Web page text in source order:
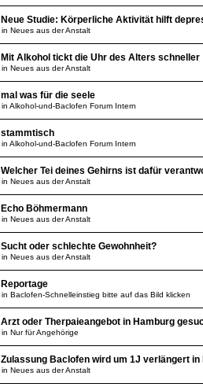
Neue Studie: Körperliche Aktivität hilft
in Neues aus der Anstalt
Mit Alkohol tickt die Uhr des Alters schneller
in Neues aus der Anstalt
mal was für die seele
in Alkohol-und-Baclofen Forum Intern
stammtisch
in Alkohol-und-Baclofen Forum Intern
Welcher Tei deines Gehirns ist dafür
in Neues aus der Anstalt
Echo Böhmermann
in Neues aus der Anstalt
Sucht oder schlechte Gewohnheit?
in Neues aus der Anstalt
Reportage
in Baclofen-Schnelleinstieg bitte auf das Bild klicken
Arzt oder Therpaieangebot in Hamburg
in Nur für Angehörige
Zulassung Baclofen wird um 1J verlängert in
in Neues aus der Anstalt